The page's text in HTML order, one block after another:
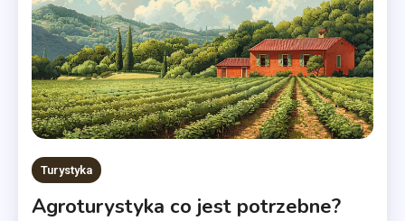
Turystyka
Agroturystyka co jest potrzebne?